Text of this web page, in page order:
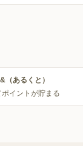
（あるくと）
ポイントが貯まる